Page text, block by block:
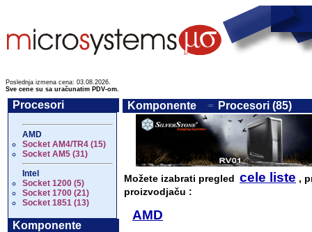
Poslednja izmena cena: 03.08.2026.
Sve cene su sa uračunatim PDV-om.
Procesori
AMD
Socket AM4/TR4 (15)
Socket AM5 (31)
Intel
Socket 1200 (5)
Socket 1700 (21)
Socket 1851 (13)
Komponente
Komponente Procesori (85)
Možete izabrati pregled cele liste ,
proizvodjaču :
AMD